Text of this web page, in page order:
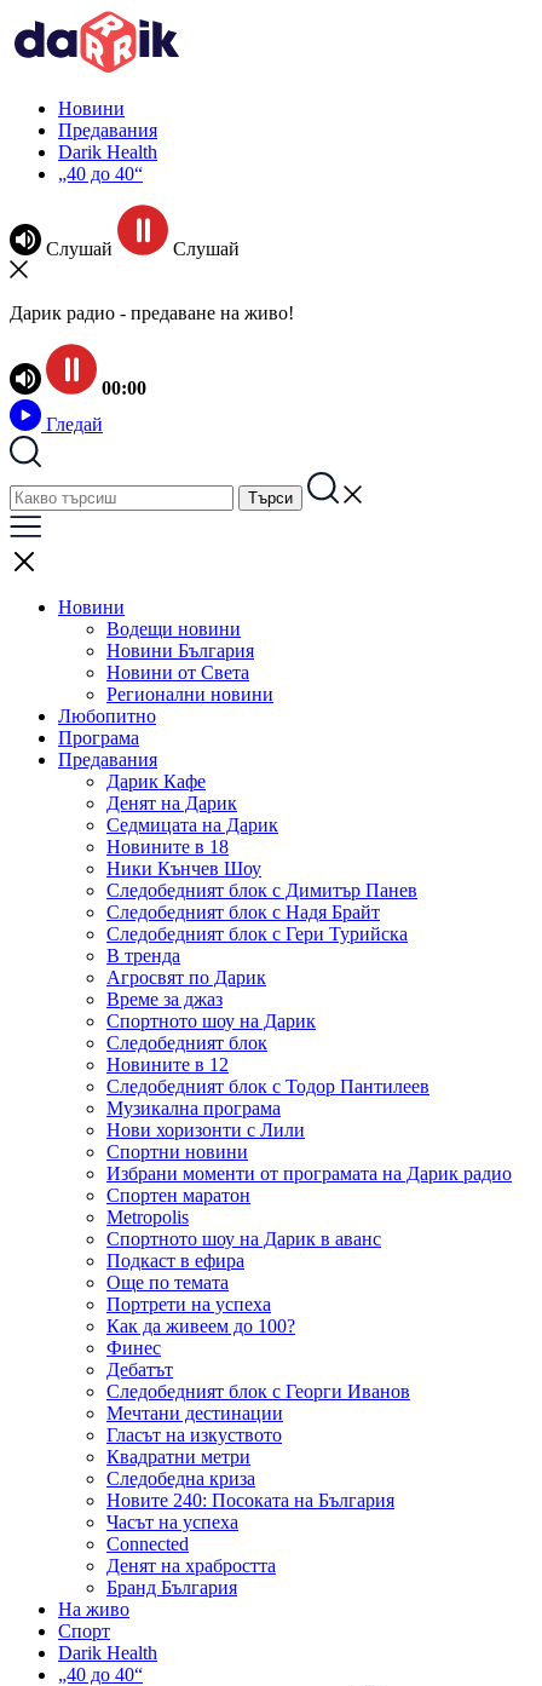
Новини
Предавания
Darik Health
„40 до 40“
Слушай Слушай
Дарик радио - предаване на живо!
00:00
Гледай
Новини
Водещи новини
Новини България
Новини от Света
Регионални новини
Любопитно
Програма
Предавания
Дарик Кафе
Денят на Дарик
Седмицата на Дарик
Новините в 18
Ники Кънчев Шоу
Следобедният блок с Димитър Панев
Следобедният блок с Надя Брайт
Следобедният блок с Гери Турийска
В тренда
Агросвят по Дарик
Време за джаз
Спортното шоу на Дарик
Следобедният блок
Новините в 12
Следобедният блок с Тодор Пантилеев
Музикална програма
Нови хоризонти с Лили
Спортни новини
Избрани моменти от програмата на Дарик радио
Спортен маратон
Metropolis
Спортното шоу на Дарик в аванс
Подкаст в ефира
Още по темата
Портрети на успеха
Как да живеем до 100?
Финес
Дебатът
Следобедният блок с Георги Иванов
Мечтани дестинации
Гласът на изкуството
Квадратни метри
Следобедна криза
Новите 240: Посоката на България
Часът на успеха
Connected
Денят на храбростта
Бранд България
На живо
Спорт
Darik Health
„40 до 40“